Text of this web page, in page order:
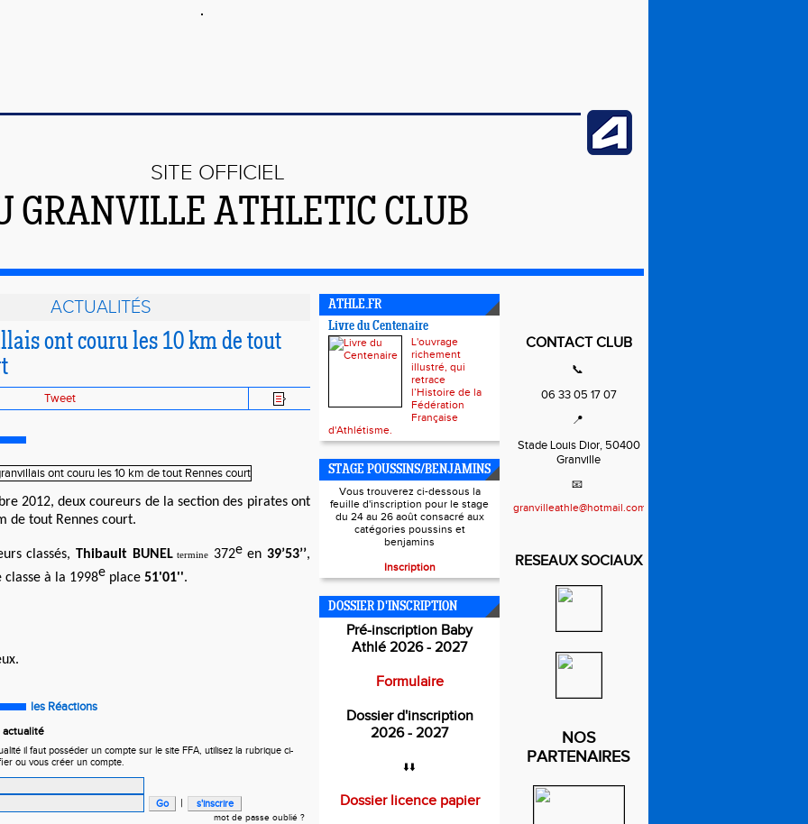
SITE OFFICIEL
GRANVILLE ATHLETIC CLUB
ACTUALITÉS
ont couru les 10 km de tout
Tweet
2012, deux coureurs de la section des pirates ont
de tout Rennes court.
classés, Thibault BUNELtermine 372een39’53’’,
classe à la 1998e place 51'01''.
les Réactions
actualité
il faut posséder un compte sur le site FFA, utilisez la rubrique ci-
ou vous créer un compte.
|
mot de passe oublié ?
ATHLE.FR
Livre du Centenaire
L'ouvrage
richement
illustré, qui
retrace
l’Histoire de la
Fédération
Française
d'Athlétisme.
STAGE POUSSINS/BENJAMINS
Vous trouverez ci-dessous la
feuille d'inscription pour le stage
du 24 au 26 août consacré aux
catégories poussins et
benjamins
Inscription
DOSSIER D'INSCRIPTION
Pré-inscription Baby
Athlé 2026 - 2027
Formulaire
Dossier d'inscription
2026 - 2027
⬇️⬇️
Dossier licence papier
CONTACT CLUB
📞
06 33 05 17 07
📍
Stade Louis Dior, 50400
Granville
📧
granvilleathle@hotmail.com
RESEAUX SOCIAUX
NOS
PARTENAIRES